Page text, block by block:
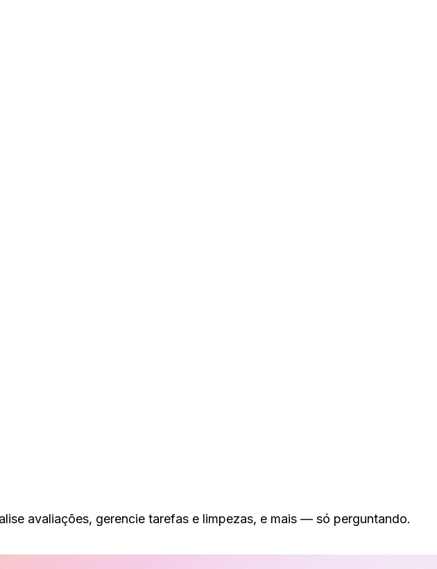
avaliações, gerencie tarefas e limpezas, e mais — só perguntando.